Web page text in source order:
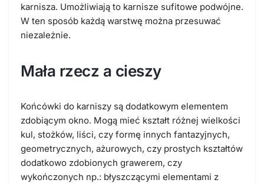
karnisza. Umożliwiają to karnisze sufitowe podwójne.
W ten sposób każdą warstwę można przesuwać
niezależnie.
Mała rzecz a cieszy
Końcówki do karniszy są dodatkowym elementem
zdobiącym okno. Mogą mieć kształt różnej wielkości
kul, stożków, liści, czy formę innych fantazyjnych,
geometrycznych, ażurowych, czy prostych kształtów
dodatkowo zdobionych grawerem, czy
wykończonych np.: błyszczącymi elementami z